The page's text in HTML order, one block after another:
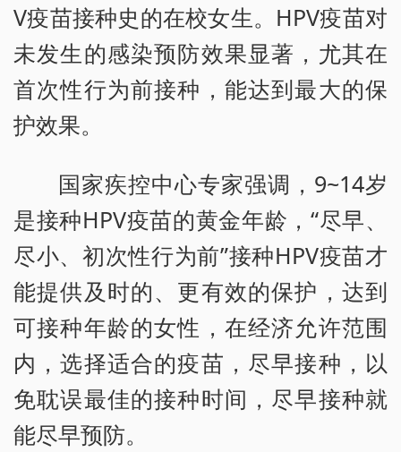
V疫苗接种史的在校女生。HPV疫苗对
未发生的感染预防效果显著，尤其在
首次性行为前接种，能达到最大的保
护效果。
国家疾控中心专家强调，9~14岁
是接种HPV疫苗的黄金年龄，“尽早、
尽小、初次性行为前”接种HPV疫苗才
能提供及时的、更有效的保护，达到
可接种年龄的女性，在经济允许范围
内，选择适合的疫苗，尽早接种，以
免耽误最佳的接种时间，尽早接种就
能尽早预防。